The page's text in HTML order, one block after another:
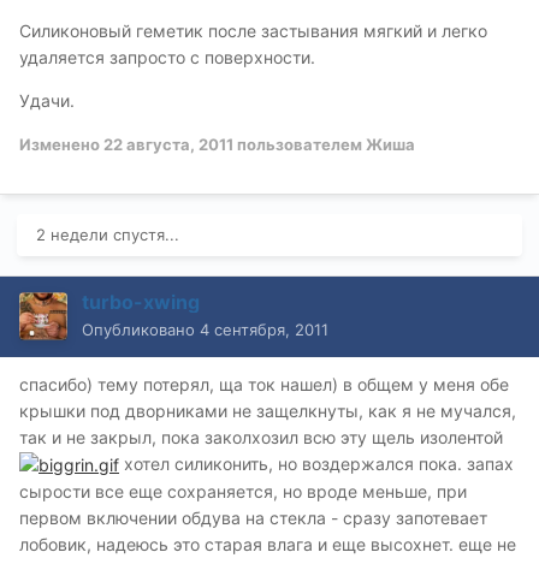
Силиконовый геметик после застывания мягкий и легко
удаляется запросто с поверхности.
Удачи.
Изменено 22 августа, 2011 пользователем Жиша
2 недели спустя...
turbo-xwing
Опубликовано 4 сентября, 2011
спасибо) тему потерял, ща ток нашел) в общем у меня обе
крышки под дворниками не защелкнуты, как я не мучался,
так и не закрыл, пока заколхозил всю эту щель изолентой
хотел силиконить, но воздержался пока. запах
сырости все еще сохраняется, но вроде меньше, при
первом включении обдува на стекла - сразу запотевает
лобовик, надеюсь это старая влага и еще высохнет. еще не